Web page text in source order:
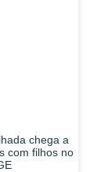
chega a
com filhos no